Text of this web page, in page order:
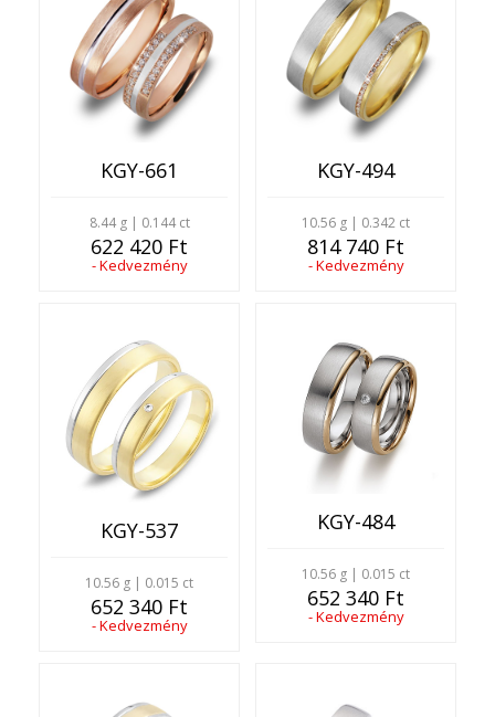
KGY-661
8.44 g | 0.144 ct
622 420 Ft
- Kedvezmény
KGY-494
10.56 g | 0.342 ct
814 740 Ft
- Kedvezmény
KGY-537
10.56 g | 0.015 ct
652 340 Ft
- Kedvezmény
KGY-484
10.56 g | 0.015 ct
652 340 Ft
- Kedvezmény